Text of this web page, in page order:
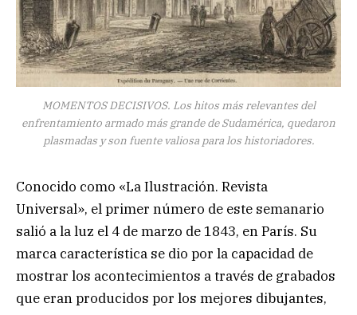
MOMENTOS DECISIVOS. Los hitos más relevantes del
enfrentamiento armado más grande de Sudamérica, quedaron
plasmadas y son fuente valiosa para los historiadores.
Conocido como «La Ilustración. Revista
Universal», el primer número de este semanario
salió a la luz el 4 de marzo de 1843, en París. Su
marca característica se dio por la capacidad de
mostrar los acontecimientos a través de grabados
que eran producidos por los mejores dibujantes,